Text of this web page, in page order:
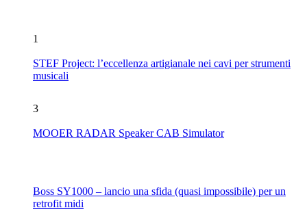
1
STEF Project: l’eccellenza artigianale nei cavi per strumenti
musicali
3
MOOER RADAR Speaker CAB Simulator
Boss SY1000 – lancio una sfida (quasi impossibile) per un
retrofit midi